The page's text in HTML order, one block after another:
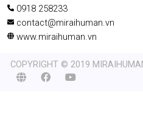
contact@miraihuman.vn
www.miraihuman.vn
VĂN PHÒNG ĐẠI DIỆN AN
An Giang
0918 258233